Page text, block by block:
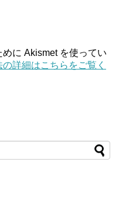
に Akismet を使ってい
詳細はこちらをご覧く